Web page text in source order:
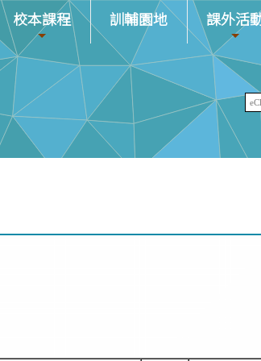
校本課程 訓輔園地 課外活